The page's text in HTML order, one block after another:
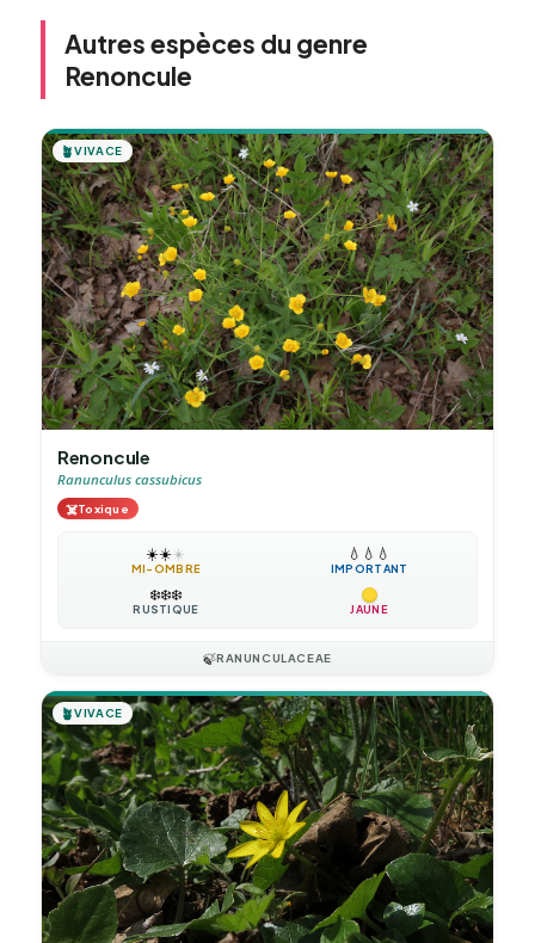
Autres espèces du genre
Renoncule
🪴VIVACE
Renoncule
Ranunculus cassubicus
☠️Toxique
☀️☀️☀️
MI-OMBRE
💧 💧 💧
IMPORTANT
❄️❄️❄️
RUSTIQUE JAUNE
🍃RANUNCULACEAE
🪴VIVACE